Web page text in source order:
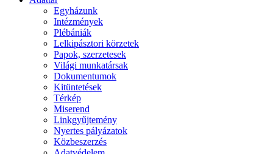
Egyházunk
Intézmények
Plébániák
Lelkipásztori körzetek
Papok, szerzetesek
Világi munkatársak
Dokumentumok
Kitüntetések
Térkép
Miserend
Linkgyűjtemény
Nyertes pályázatok
Közbeszerzés